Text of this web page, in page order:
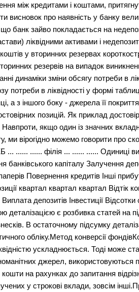
між кредитами і коштами,
висновок про наявність у банку
банк зайво покладається на
ліквідними активами і
у вторинних резервах
резервів на випадок
динаміки зміни обсягу потреби в
потреби в ліквідності у формі
а з іншого боку - джерела її
позицій. Як приклад
Навпроти, якщо один із значних
ми вірогідно можемо говорити
... ...... ...... філія ... ...... ...... Одиниці
банківського капіталу Залучення
Повернення кредитів Інші
квартал квартал квартал Відтік
депозитів Інвестиції
є розбивка статей на
В остаточному підсумку
обліку.Метод конверсії
ускладнюється. Тоді може
джерел,
на рахунках до запитання
у строкові вклади, зовсім